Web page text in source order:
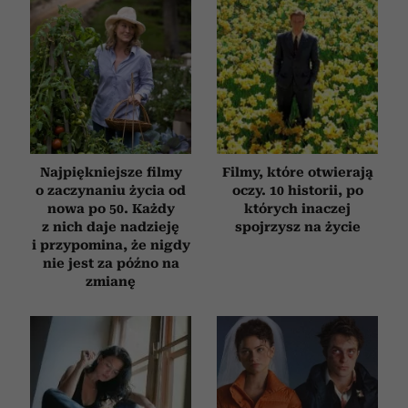
Najpiękniejsze filmy
o zaczynaniu życia od
nowa po 50. Każdy
z nich daje nadzieję
i przypomina, że nigdy
nie jest za późno na
zmianę
Filmy, które otwierają
oczy. 10 historii, po
których inaczej
spojrzysz na życie